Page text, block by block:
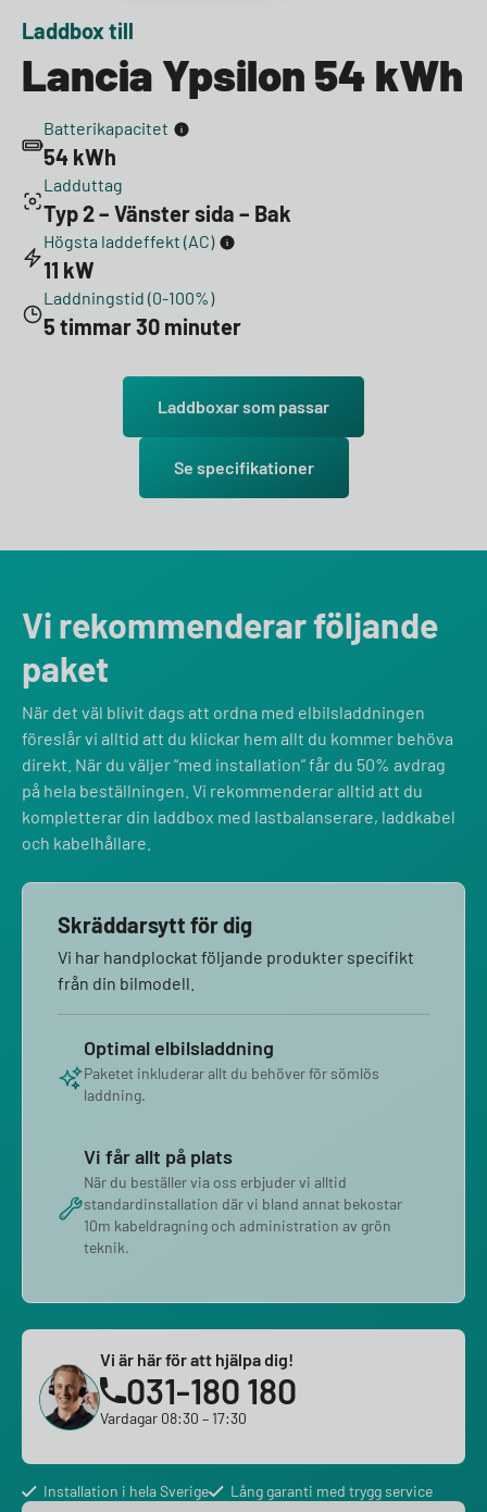
Laddbox till
Lancia Ypsilon 54 kWh
Batterikapacitet
54 kWh
Ladduttag
Typ 2 – Vänster sida – Bak
Högsta laddeffekt (AC)
11 kW
Laddningstid (0-100%)
5 timmar 30 minuter
Laddboxar som passar
Se specifikationer
Vi rekommenderar följande
paket
När det väl blivit dags att ordna med elbilsladdningen
föreslår vi alltid att du klickar hem allt du kommer behöva
direkt. När du väljer “med installation” får du 50% avdrag
på hela beställningen. Vi rekommenderar alltid att du
kompletterar din laddbox med lastbalanserare, laddkabel
och kabelhållare.
Skräddarsytt för dig
Vi har handplockat följande produkter specifikt
från din bilmodell.
Optimal elbilsladdning
Paketet inkluderar allt du behöver för sömlös
laddning.
Vi får allt på plats
När du beställer via oss erbjuder vi alltid
standardinstallation där vi bland annat bekostar
10m kabeldragning och administration av grön
teknik.
Vi är här för att hjälpa dig!
031-180 180
Vardagar 08:30 – 17:30
Installation i hela Sverige Lång garanti med trygg service